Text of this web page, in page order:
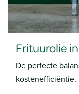
Frituurolie
De perfecte
kostenefficiëntie.